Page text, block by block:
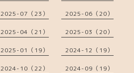
2025-07（23） 2025-06（20）
2025-04（21） 2025-03（20）
2025-01（19） 2024-12（19）
2024-10（22） 2024-09（19）